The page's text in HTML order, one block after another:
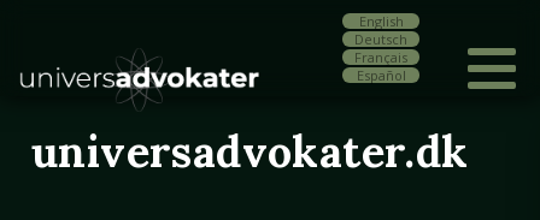
English
Deutsch
Français
Español
universadvokater.dk